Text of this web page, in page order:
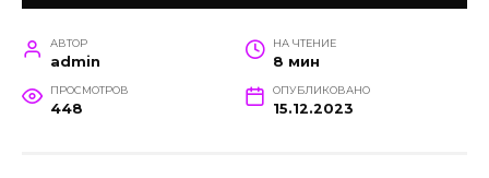
АВТОР
admin
НА ЧТЕНИЕ
8 мин
ПРОСМОТРОВ
448
ОПУБЛИКОВАНО
15.12.2023